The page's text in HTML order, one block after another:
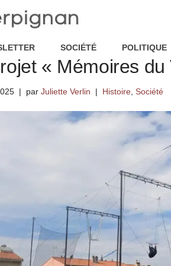
SOCIÉTÉ POLITIQUE
le lycée
comme
« Mémoires du
par Juliette Verlin Histoire Société